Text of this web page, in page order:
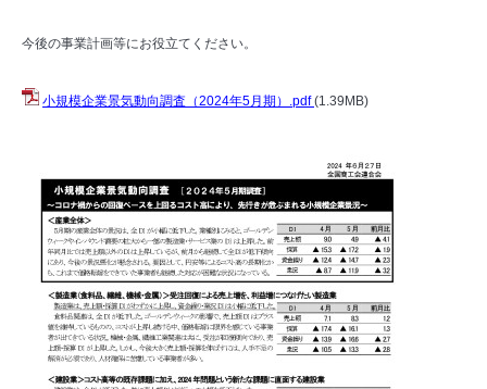
今後の事業計画等にお役立てください。
小規模企業景気動向調査（2024年5月期）.pdf (1.39MB)